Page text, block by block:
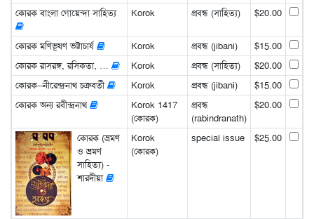
কোরক বাংলা গোয়েন্দা সাহিত্য
Korok প্রবন্ধ (সাহিত্য) $20.00
কোরক মণিভূষণ ভট্টাচার্য Korok প্রবন্ধ (jibani)
$15.00
কোরক রাসরঙ্গ, রসিকতা, …
Korok প্রবন্ধ (সাহিত্য)
$20.00
কোরক--নীরেন্দ্রনাথ চক্রবর্তী
Korok প্রবন্ধ (jibani)
$15.00
কোরক অন্য রবীন্দ্রনাথ
Korok 1417
(কোরক)
প্রবন্ধ
(rabindranath)
$20.00
কোরক (ভ্রমণ
ও ভ্রমণ
সাহিত্য) -
শারদীয়া
Korok
(কোরক)
special issue $25.00